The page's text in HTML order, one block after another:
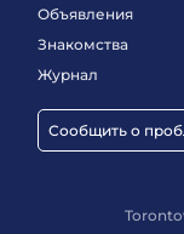
Объявления
Знакомства
Журнал
Сообщить о